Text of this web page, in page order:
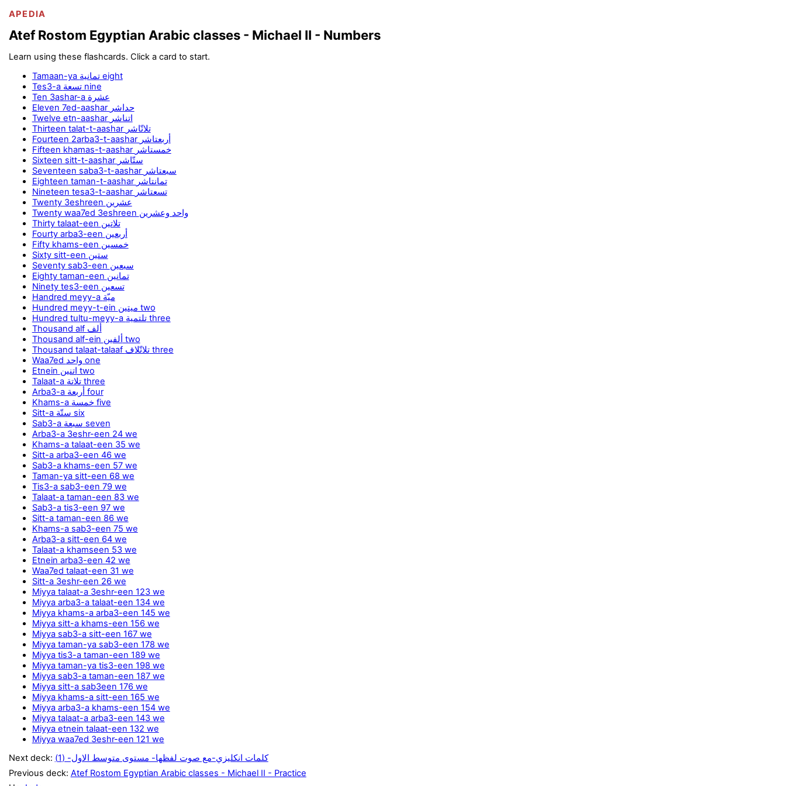
APEDIA
Atef Rostom Egyptian Arabic classes - Michael II - Numbers
Learn using these flashcards. Click a card to start.
Tamaan-ya تمانية eight
Tes3-a تسعة nine
Ten 3ashar-a عشرة
Eleven 7ed-aashar حداشر
Twelve etn-aashar اتناشر
Thirteen talat-t-aashar تلاتّاشر
Fourteen 2arba3-t-aashar أربعتاشر
Fifteen khamas-t-aashar خمستاشر
Sixteen sitt-t-aashar ستّاشر
Seventeen saba3-t-aashar سبعتاشر
Eighteen taman-t-aashar تمانتاشر
Nineteen tesa3-t-aashar تسعتاشر
Twenty 3eshreen عشرين
Twenty waa7ed 3eshreen واحد وعشرين
Thirty talaat-een تلاتين
Fourty arba3-een أربعين
Fifty khams-een خمسين
Sixty sitt-een ستين
Seventy sab3-een سبعين
Eighty taman-een تمانين
Ninety tes3-een تسعين
Handred meyy-a ميّة
Hundred meyy-t-ein ميتين two
Hundred tultu-meyy-a تلتمية three
Thousand alf ألف
Thousand alf-ein ألفين two
Thousand talaat-talaaf تلاتّلاف three
Waa7ed واحد one
Etnein اتنين two
Talaat-a تلاتة three
Arba3-a أربعة four
Khams-a خمسة five
Sitt-a ستّة six
Sab3-a سبعة seven
Arba3-a 3eshr-een 24 we
Khams-a talaat-een 35 we
Sitt-a arba3-een 46 we
Sab3-a khams-een 57 we
Taman-ya sitt-een 68 we
Tis3-a sab3-een 79 we
Talaat-a taman-een 83 we
Sab3-a tis3-een 97 we
Sitt-a taman-een 86 we
Khams-a sab3-een 75 we
Arba3-a sitt-een 64 we
Talaat-a khamseen 53 we
Etnein arba3-een 42 we
Waa7ed talaat-een 31 we
Sitt-a 3eshr-een 26 we
Miyya talaat-a 3eshr-een 123 we
Miyya arba3-a talaat-een 134 we
Miyya khams-a arba3-een 145 we
Miyya sitt-a khams-een 156 we
Miyya sab3-a sitt-een 167 we
Miyya taman-ya sab3-een 178 we
Miyya tis3-a taman-een 189 we
Miyya taman-ya tis3-een 198 we
Miyya sab3-a taman-een 187 we
Miyya sitt-a sab3een 176 we
Miyya khams-a sitt-een 165 we
Miyya arba3-a khams-een 154 we
Miyya talaat-a arba3-een 143 we
Miyya etnein talaat-een 132 we
Miyya waa7ed 3eshr-een 121 we
Next deck:
كلمات انكليزي-مع صوت لفظها- مستوى متوسط الاول- (1)
Previous deck: Atef Rostom Egyptian Arabic classes - Michael II - Practice